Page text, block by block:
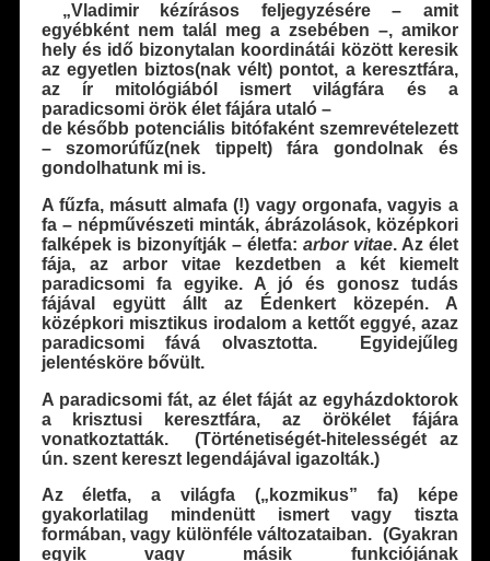
„Vladimir kézírásos feljegyzésére – amit
egyébként nem talál meg a zsebében –, amikor
hely és idő bizonytalan koordinátái között keresik
az egyetlen biztos(nak vélt) pontot, a keresztfára,
az ír mitológiából ismert világfára és a
paradicsomi örök élet fájára utaló –
de később potenciális bitófaként szemrevételezett
– szomorúfűz(nek tippelt) fára gondolnak és
gondolhatunk mi is.
A fűzfa, másutt almafa (!) vagy orgonafa, vagyis a
fa – népművészeti minták, ábrázolások, középkori
falképek is bizonyítják – életfa: arbor vitae. Az élet
fája, az arbor vitae kezdetben a két kiemelt
paradicsomi fa egyike. A jó és gonosz tudás
fájával együtt állt az Édenkert közepén. A
középkori misztikus irodalom a kettőt eggyé, azaz
paradicsomi fává olvasztotta. Egyidejűleg
jelentésköre bővült.
A paradicsomi fát, az élet fáját az egyházdoktorok
a krisztusi keresztfára, az örökélet fájára
vonatkoztatták. (Történetiségét-hitelességét az
ún. szent kereszt legendájával igazolták.)
Az életfa, a világfa („kozmikus” fa) képe
gyakorlatilag mindenütt ismert vagy tiszta
formában, vagy különféle változataiban. (Gyakran
egyik vagy másik funkciójának